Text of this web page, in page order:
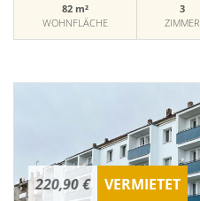
82 m²
WOHNFLÄCHE
3
ZIMMER
220,90 € VERMIETET